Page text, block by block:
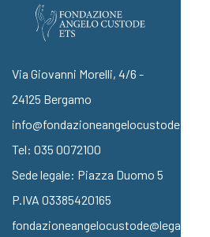
Via Giovanni Morelli, 4/6 -
24125 Bergamo
info@fondazioneangelocustode.it
Tel: 035 0072100
Sede legale: Piazza Duomo 5
P.IVA 03385420165
fondazioneangelocustode@legalmail.it